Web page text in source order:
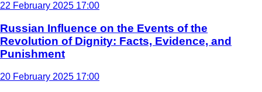
22 February 2025 17:00
Russian Influence on the Events of the
Revolution of Dignity: Facts, Evidence, and
Punishment
20 February 2025 17:00